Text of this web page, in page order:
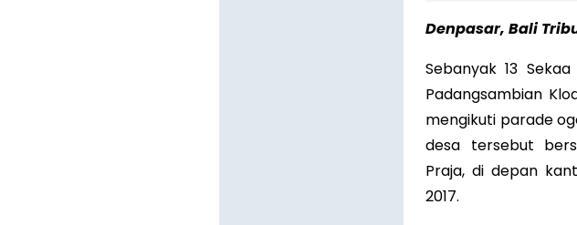
Denpasar, Bali
Sebanyak 13
Padangsambian
mengikuti parade
desa tersebut
Praja, di depan
2017.